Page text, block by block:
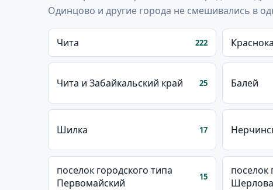
Одинцово и другие города не смешивались в
Чита 222
Чита и Забайкальский край 25 Балей
Шилка 17
поселок городского типа
Первомайский
15
поселок